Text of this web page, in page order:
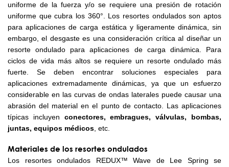
uniforme de la fuerza y/o se requiere una presión de rotación
uniforme que cubra los 360°. Los resortes ondulados son aptos
para aplicaciones de carga estática y ligeramente dinámica, sin
embargo, el desgaste es una consideración crítica al diseñar un
resorte ondulado para aplicaciones de carga dinámica. Para
ciclos de vida más altos se requiere un resorte ondulado más
fuerte. Se deben encontrar soluciones especiales para
aplicaciones extremadamente dinámicas, ya que un esfuerzo
considerable en las curvas de ondas laterales puede causar una
abrasión del material en el punto de contacto. Las aplicaciones
típicas incluyen conectores, embragues, válvulas, bombas,
juntas, equipos médicos , etc.
Materiales de los resortes ondulados
Los resortes ondulados REDUX™ Wave de Lee Spring se